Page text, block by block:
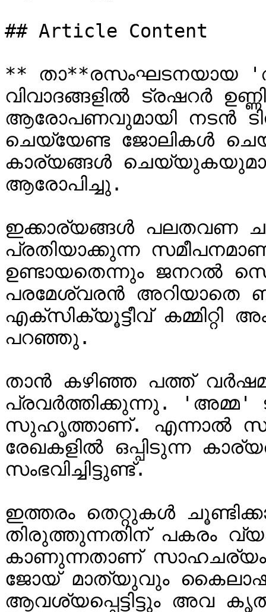
## Article Content
** താ**രസംഘടനയായ
വിവാദങ്ങളിൽ ട്രഷറർ
ആരോപണവുമായി നടൻ
ചെയ്യേണ്ട ജോലികൾ
കാര്യങ്ങൾ ചെയ്യുകയുമാണ്
ആരോപിച്ചു.
ഇക്കാര്യങ്ങൾ പലതവണ
പ്രതിയാക്കുന്ന
ഉണ്ടായതെന്നും ജനറൽ
പരമേശ്വരൻ അറിയാതെ
എക്‌സിക്യൂട്ടീവ് കമ്മിറ്റി അംഗം കൂടിയായ ടിനി ടോം
പറഞ്ഞു.
താൻ കഴിഞ്ഞ പത്ത്
പ്രവർത്തിക്കുന്നു. 'അമ്മ'
സുഹൃത്താണ്. എന്നാൽ
രേഖകളിൽ ഒപ്പിടുന്ന
സംഭവിച്ചിട്ടുണ്ട്.
ഇത്തരം തെറ്റുകൾ
തിരുത്തുന്നതിന് പകരം
കാണുന്നതാണ് സാഹചര്യം. അക്കൗണ്ട്‌സ്
ജോയ് മാത്യുവും
ആവശ്യപ്പെട്ടിട്ടും അവ